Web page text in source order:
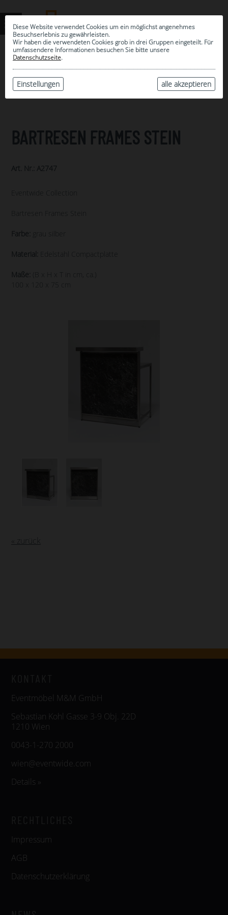
Diese Website verwendet Cookies um ein möglichst angenehmes
Besuchserlebnis zu gewährleisten.
Wir haben die verwendeten Cookies grob in drei Gruppen eingeteilt. Für
umfassendere Informationen besuchen Sie bitte unsere
Datenschutzseite.
alle akzeptieren
Einstellungen
ARCHIV
BARTRESEN FRAMES STEIN
Art. Nr.: A2747
Eventwide Collection
Bartresen Frames Stein
Farbe: grau silber
Material: Edelstahl Compactplatte
Maße:
(B x H x T in cm, ca.)
100 x 120 x 75 cm
« zurück
Eventmöbel M&M GmbH
Sebastian Kohl Gasse 3-9 Obj. 22D
1210 Wien
0043-1-270 2000
wien@eventwide.com
Details »
Impressum
AGB
Datenschutzerklärung